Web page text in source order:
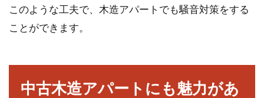
このような工夫で、木造アパートでも騒音対策をする
ことができます。
中古木造アパートにも魅力があ